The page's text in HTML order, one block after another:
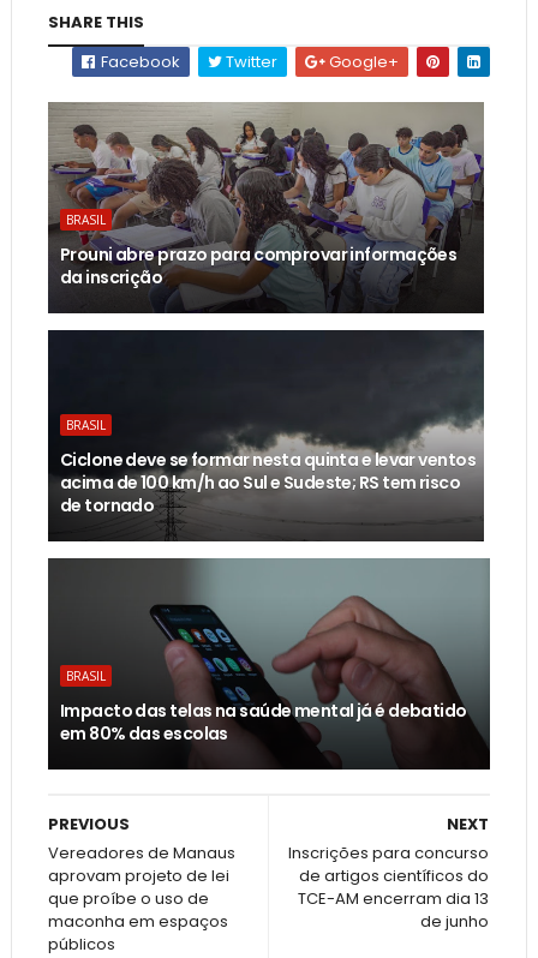
SHARE THIS
Facebook
Twitter Google+
BRASIL
Prouni abre prazo para comprovar informações
da inscrição
BRASIL
Ciclone deve se formar nesta quinta e levar ventos
acima de 100 km/h ao Sul e Sudeste; RS tem risco
de tornado
BRASIL
Impacto das telas na saúde mental já é debatido
em 80% das escolas
NEXT
Inscrições para concurso
de artigos científicos do
TCE-AM encerram dia 13
de junho
PREVIOUS
Vereadores de Manaus
aprovam projeto de lei
que proíbe o uso de
maconha em espaços
públicos